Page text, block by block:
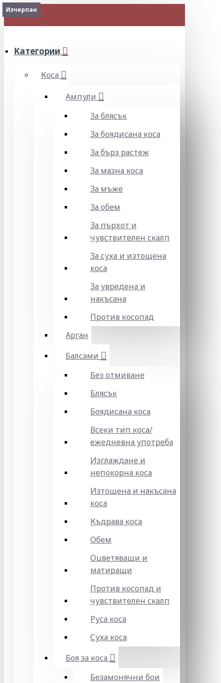
МЕНЮ
Категории
Коса
Ампули
За блясък
За боядисана коса
За бърз растеж
За мазна коса
За мъже
За обем
За пърхот и
чувствителен скалп
За суха и изтощена
коса
За увредена и
накъсана
Против косопад
Арган
Балсами
Без отмиване
Блясък
Боядисана коса
Всеки тип коса/
ежедневна употреба
Изглаждане и
непокорна коса
Изтощена и накъсана
коса
Къдрава коса
Обем
Оцветяващи и
матиращи
Против косопад и
чувствителен скалп
Руса коса
Суха коса
Боя за коса
Безамонячни бои
Изчерпан
Изчерпан
Изчерпан
Изчерпан
Изчерпан
Изчерпан
Изчерпан
Изчерпан
Изчерпан